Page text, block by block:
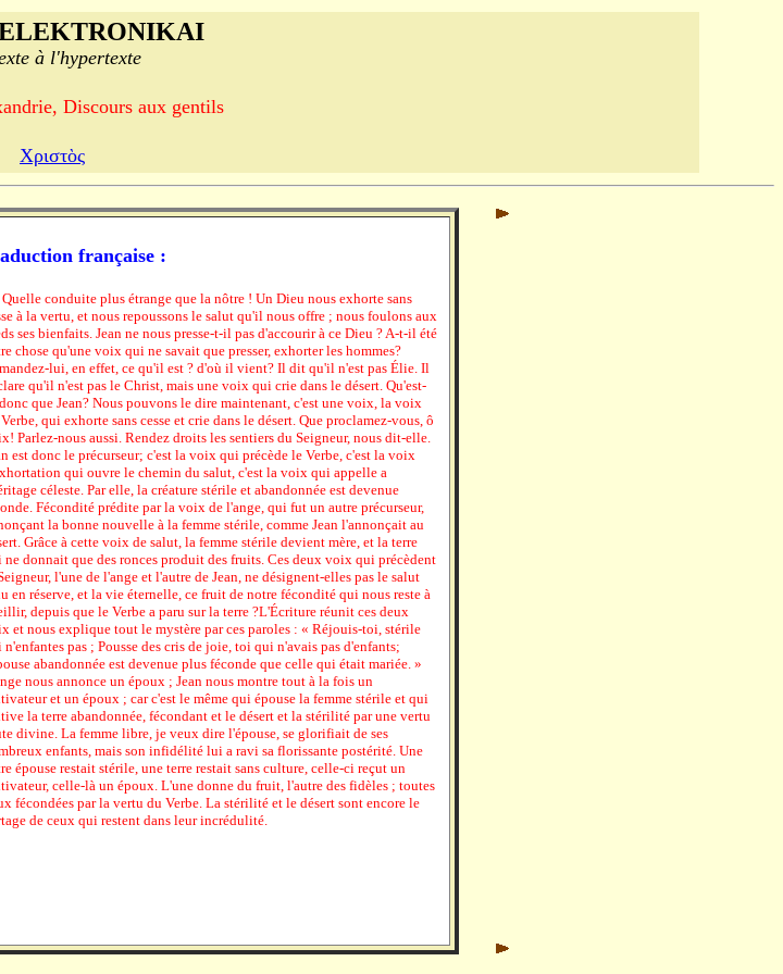
à l'hypertexte
Discours aux gentils
Χριστὸς
française :
conduite plus étrange que la nôtre ! Un Dieu nous exhorte sans
à la vertu, et nous repoussons le salut qu'il nous offre ; nous foulons aux
ses bienfaits. Jean ne nous presse-t-il pas d'accourir à ce Dieu ? A-t-il été
chose qu'une voix qui ne savait que presser, exhorter les hommes?
lui, en effet, ce qu'il est ? d'où il vient? Il dit qu'il n'est pas Élie. Il
qu'il n'est pas le Christ, mais une voix qui crie dans le désert. Qu'est-
que Jean? Nous pouvons le dire maintenant, c'est une voix, la voix
qui exhorte sans cesse et crie dans le désert. Que proclamez-vous, ô
Parlez-nous aussi. Rendez droits les sentiers du Seigneur, nous dit-elle.
est donc le précurseur; c'est la voix qui précède le Verbe, c'est la voix
qui ouvre le chemin du salut, c'est la voix qui appelle a
céleste. Par elle, la créature stérile et abandonnée est devenue
Fécondité prédite par la voix de l'ange, qui fut un autre précurseur,
la bonne nouvelle à la femme stérile, comme Jean l'annonçait au
Grâce à cette voix de salut, la femme stérile devient mère, et la terre
ne donnait que des ronces produit des fruits. Ces deux voix qui précèdent
l'une de l'ange et l'autre de Jean, ne désignent-elles pas le salut
en réserve, et la vie éternelle, ce fruit de notre fécondité qui nous reste à
depuis que le Verbe a paru sur la terre ?L'Écriture réunit ces deux
et nous explique tout le mystère par ces paroles : « Réjouis-toi, stérile
n'enfantes pas ; Pousse des cris de joie, toi qui n'avais pas d'enfants;
abandonnée est devenue plus féconde que celle qui était mariée. »
nous annonce un époux ; Jean nous montre tout à la fois un
et un époux ; car c'est le même qui épouse la femme stérile et qui
la terre abandonnée, fécondant et le désert et la stérilité par une vertu
divine. La femme libre, je veux dire l'épouse, se glorifiait de ses
enfants, mais son infidélité lui a ravi sa florissante postérité. Une
épouse restait stérile, une terre restait sans culture, celle-ci reçut un
celle-là un époux. L'une donne du fruit, l'autre des fidèles ; toutes
fécondées par la vertu du Verbe. La stérilité et le désert sont encore le
de ceux qui restent dans leur incrédulité.